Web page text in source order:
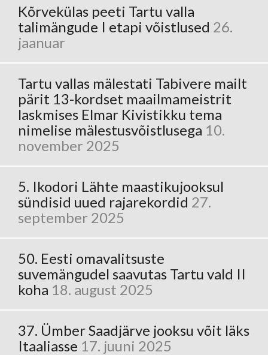
Kõrvekülas peeti Tartu valla
talimängude I etapi võistlused 26.
jaanuar
Tartu vallas mälestati Tabivere mailt
pärit 13-kordset maailmameistrit
laskmises Elmar Kivistikku tema
nimelise mälestusvõistlusega 10.
november 2025
5. Ikodori Lähte maastikujooksul
sündisid uued rajarekordid 27.
september 2025
50. Eesti omavalitsuste
suvemängudel saavutas Tartu vald II
koha 18. august 2025
37. Ümber Saadjärve jooksu võit läks
Itaaliasse 17. juuni 2025